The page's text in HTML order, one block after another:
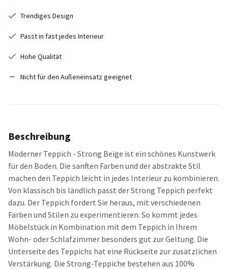
Trendiges Design
Passt in fast jedes Interieur
Hohe Qualität
Nicht für den Außeneinsatz geeignet
Beschreibung
Moderner Teppich - Strong Beige ist ein schönes Kunstwerk
für den Boden. Die sanften Farben und der abstrakte Stil
machen den Teppich leicht in jedes Interieur zu kombinieren.
Von klassisch bis ländlich passt der Strong Teppich perfekt
dazu. Der Teppich fordert Sie heraus, mit verschiedenen
Farben und Stilen zu experimentieren. So kommt jedes
Möbelstück in Kombination mit dem Teppich in Ihrem
Wohn- oder Schlafzimmer besonders gut zur Geltung. Die
Unterseite des Teppichs hat eine Rückseite zur zusätzlichen
Verstärkung. Die Strong-Teppiche bestehen aus 100%